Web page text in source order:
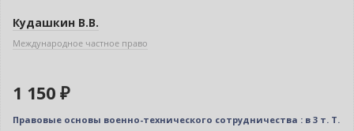
Кудашкин В.В.
Международное частное право
1 150 ₽
Правовые основы военно-технического сотрудничества : в 3 т. T.